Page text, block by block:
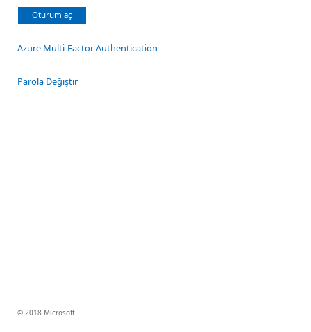
Oturum aç
Azure Multi-Factor Authentication
Parola Değiştir
© 2018 Microsoft